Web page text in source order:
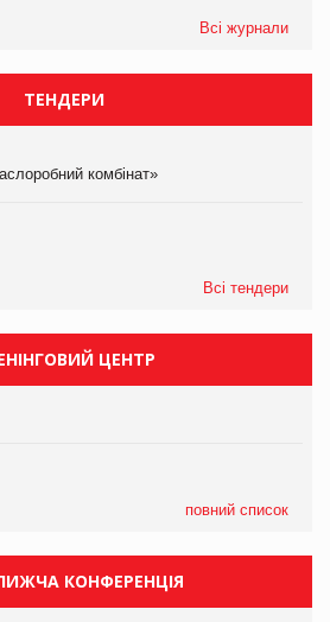
Всі журнали
ТЕНДЕРИ
комбінат»
Всі тендери
ЦЕНТР
повний список
КОНФЕРЕНЦІЯ